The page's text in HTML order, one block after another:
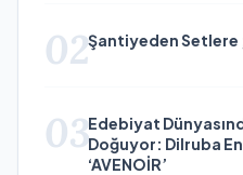
02Şantiyeden Setlere
03Edebiyat
Doğuyor: Dilruba
‘AVENOİR’